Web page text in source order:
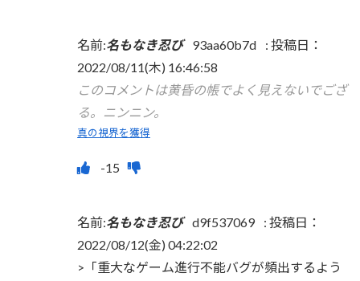
名前:名もなき忍び 93aa60b7d : 投稿日：
2022/08/11(木) 16:46:58
このコメントは黄昏の帳でよく見えないでござ
る。ニンニン。
真の視界を獲得
名前:名もなき忍び d9f537069 : 投稿日：
2022/08/12(金) 04:22:02
>「重大なゲーム進行不能バグが頻出するよう